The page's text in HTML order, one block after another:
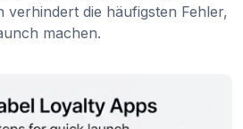
verhindert die häufigsten Fehler,
machen.